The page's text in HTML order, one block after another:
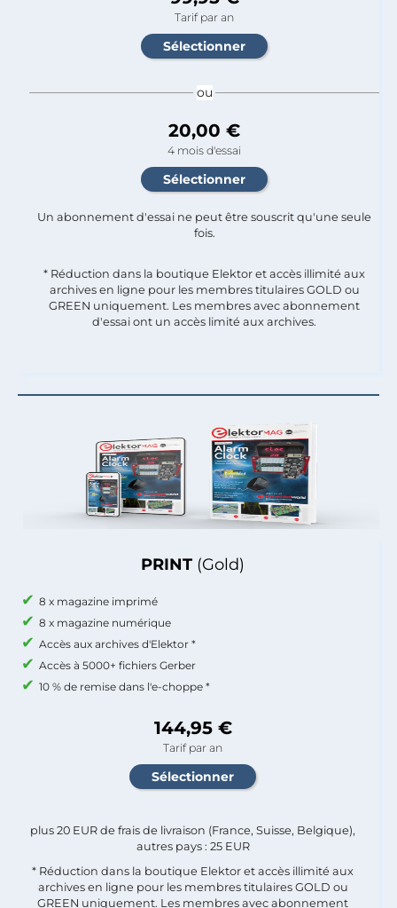
PRINT (Gold)
8 x magazine imprimé
8 x magazine numérique
Accès aux archives d'Elektor *
Accès à 5000+ fichiers Gerber
10 % de remise dans l'e-choppe *
144,95 €
Tarif par an
plus 20 EUR de frais de livraison (France, Suisse, Belgique),
autres pays : 25 EUR
* Réduction dans la boutique Elektor et accès illimité aux
archives en ligne pour les membres titulaires GOLD ou
GREEN uniquement. Les membres avec abonnement
Tarif par an
ou
20,00 €
4 mois d'essai
Un abonnement d'essai ne peut être souscrit qu'une seule
fois.​
* Réduction dans la boutique Elektor et accès illimité aux
archives en ligne pour les membres titulaires GOLD ou
GREEN uniquement. Les membres avec abonnement
d'essai ont un accès limité aux archives.